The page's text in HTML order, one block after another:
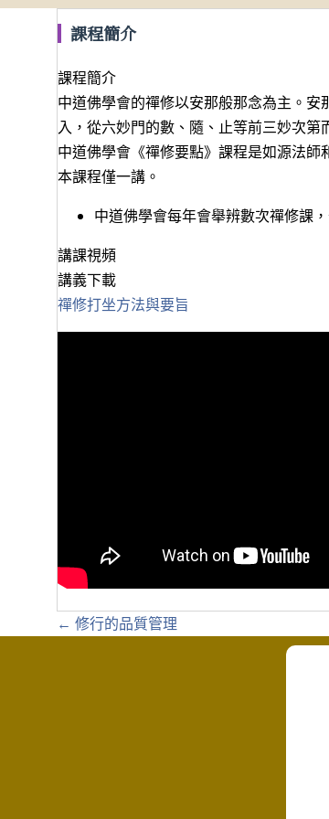
課程簡介
課程簡介
中道佛學會的禪修以安那般那念為主。
入，從六妙門的數、隨、止等前三妙次
中道佛學會《禪修要點》課程是如源法
本課程僅一講。
中道佛學會每年會舉辨數次禪修課
講課視頻
講義下載
禪修打坐方法與要旨
Posts
← 修行的品質管理